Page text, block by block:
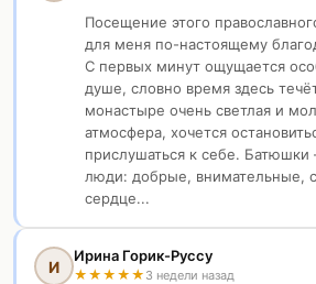
Посещение этого
для меня по-настоящему
С первых минут ощущается
душе, словно время здесь
монастыре очень светлая и
атмосфера, хочется
прислушаться к себе.
люди: добрые, внимательные,
сердце...
И
Ирина Горик-Руссу
★ ★ ★ ★ ★ 3 недели назад